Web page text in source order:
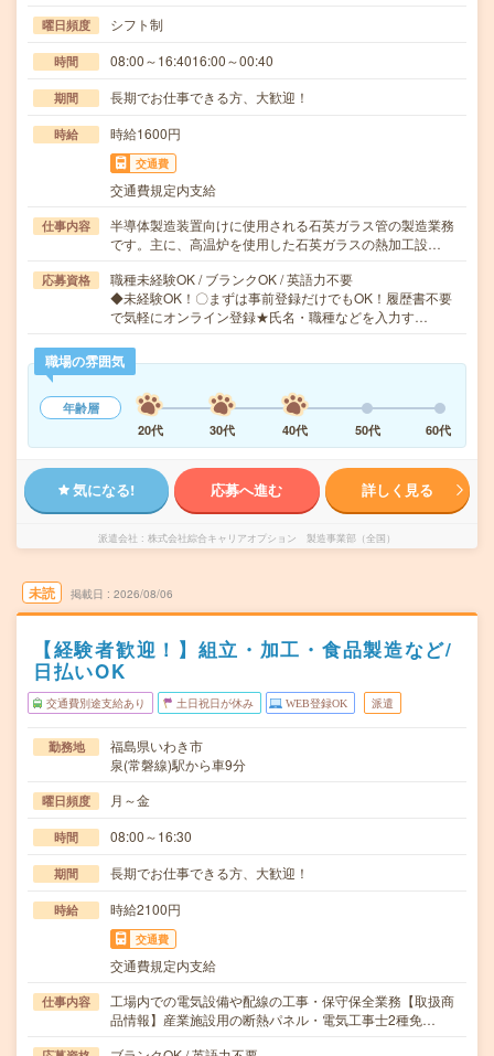
曜日頻度 シフト制
時間 08:00～16:4016:00～00:40
期間 長期でお仕事できる方、大歓迎！
時給 時給1600円
交通費
交通費規定内支給
仕事内容
半導体製造装置向けに使用される石英ガラス管の製造業務
です。主に、高温炉を使用した石英ガラスの熱加工設…
応募資格
職種未経験OK / ブランクOK / 英語力不要
◆未経験OK！〇まずは事前登録だけでもOK！履歴書不要
で気軽にオンライン登録★氏名・職種などを入力す…
職場の雰囲気
年齢層
20代
30代 40代 50代 60代
気になる! 応募へ進む 詳しく見る
派遣会社 株式会社綜合キャリアオプション 製造事業部（全国）
未読 掲載日 2026/08/06
【経験者歓迎！】組立・加工・食品製造など/
日払いOK
交通費別途支給あり 土日祝日が休み WEB登録OK 派遣
勤務地
福島県いわき市
泉(常磐線)駅から車9分
曜日頻度 月～金
時間 08:00～16:30
期間 長期でお仕事できる方、大歓迎！
時給 時給2100円
交通費
交通費規定内支給
仕事内容
工場内での電気設備や配線の工事・保守保全業務【取扱商
品情報】産業施設用の断熱パネル・電気工事士2種免…